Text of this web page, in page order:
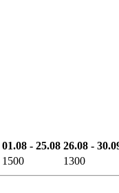
01.08 - 25.08 26.08 -
1500 1300